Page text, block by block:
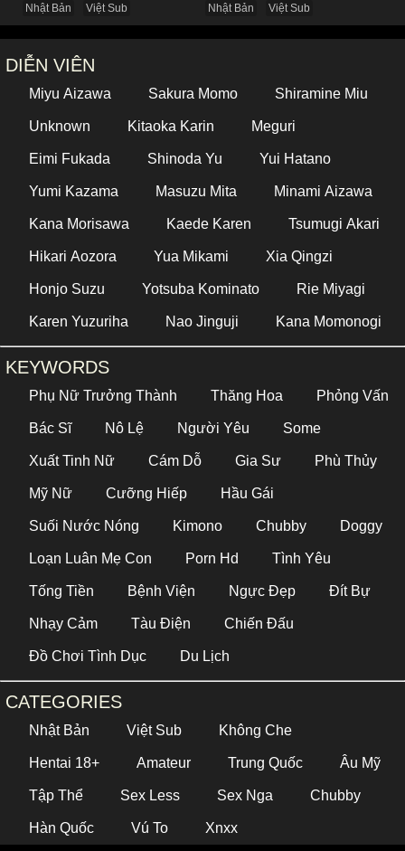
Nhật Bản
Việt Sub
Nhật Bản
Việt Sub
DIỄN VIÊN
Miyu Aizawa Sakura Momo Shiramine Miu
Unknown Kitaoka Karin Meguri
Eimi Fukada Shinoda Yu Yui Hatano
Yumi Kazama Masuzu Mita Minami Aizawa
Kana Morisawa Kaede Karen Tsumugi Akari
Hikari Aozora Yua Mikami Xia Qingzi
Honjo Suzu Yotsuba Kominato Rie Miyagi
Karen Yuzuriha Nao Jinguji Kana Momonogi
KEYWORDS
Phụ Nữ Trưởng Thành Thăng Hoa Phỏng Vấn
Bác Sĩ Nô Lệ Người Yêu Some
Xuất Tinh Nữ Cám Dỗ Gia Sư Phù Thủy
Mỹ Nữ Cưỡng Hiếp Hầu Gái
Suối Nước Nóng Kimono Chubby Doggy
Loạn Luân Mẹ Con Porn Hd Tình Yêu
Tống Tiền Bệnh Viện Ngực Đẹp Đít Bự
Nhạy Cảm Tàu Điện Chiến Đấu
Đồ Chơi Tình Dục Du Lịch
CATEGORIES
Nhật Bản Việt Sub Không Che
Hentai 18+ Amateur Trung Quốc Âu Mỹ
Tập Thể Sex Less Sex Nga Chubby
Hàn Quốc Vú To Xnxx